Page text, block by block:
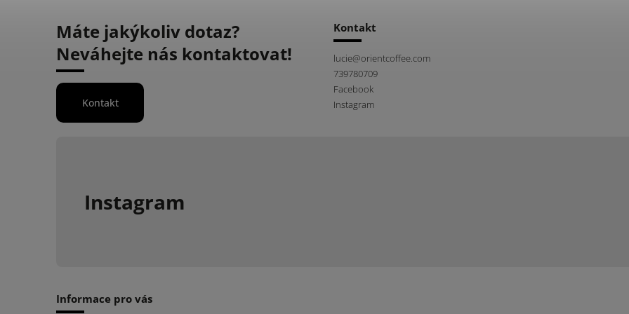
Máte jakýkoliv dotaz?
Neváhejte nás kontaktovat!
Kontakt
Kontakt
lucie@orientcoffee.com
739780709
Facebook
Instagram
Instagram
Informace pro vás